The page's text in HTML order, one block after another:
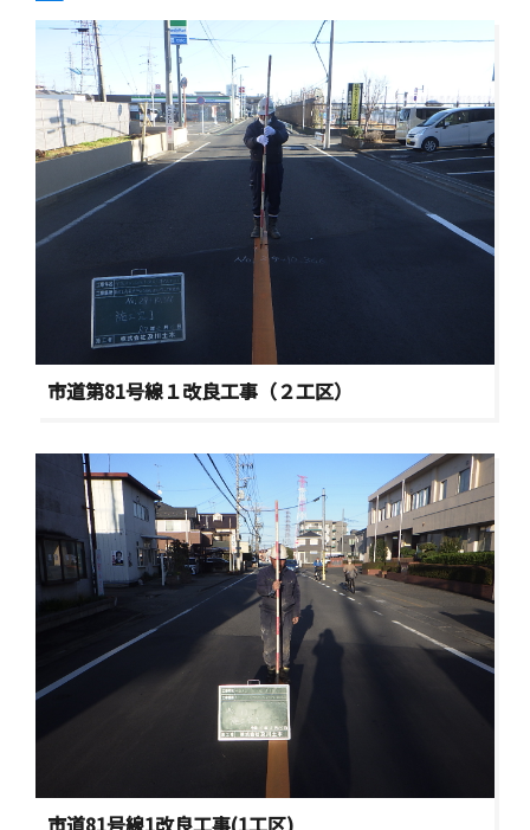
市道第81号線１改良工事（２工区）
市道81号線1改良工事(1工区)